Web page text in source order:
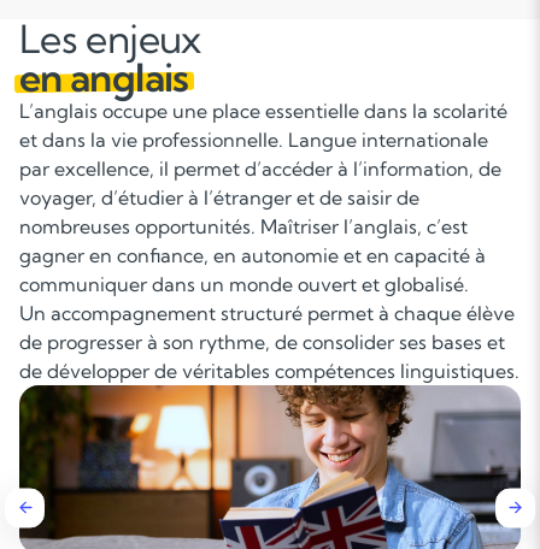
Les enjeux
en anglais
L’anglais occupe une place essentielle dans la scolarité
et dans la vie professionnelle. Langue internationale
par excellence, il permet d’accéder à l’information, de
voyager, d’étudier à l’étranger et de saisir de
nombreuses opportunités. Maîtriser l’anglais, c’est
gagner en confiance, en autonomie et en capacité à
communiquer dans un monde ouvert et globalisé.
Un accompagnement structuré permet à chaque élève
de progresser à son rythme, de consolider ses bases et
de développer de véritables compétences linguistiques.